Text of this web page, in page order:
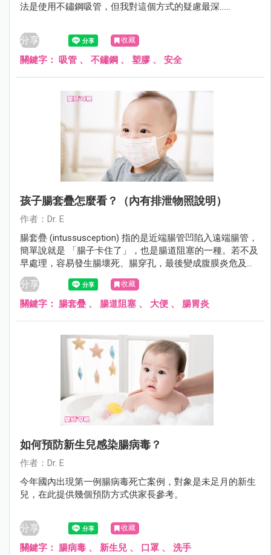
法是使用不鏽鋼吸管，但我對這個方式的疑慮最深......
分享 收藏
關鍵字： 吸管 、 不鏽鋼 、 塑膠 、 安全
孩子腸套疊怎麼看？（內有排泄物照說明）
作者：Dr. E
腸套疊 (intussusception) 指的是近端腸管凹陷入遠端腸管，
簡單說就是 「腸子卡住了」，也是腸道阻塞的一種。若不及
早處理，容易發生腸壞死、腸穿孔，最後變成腹膜炎危及生
命。
分享 收藏
關鍵字： 腸套疊 、 腸道阻塞 、 大便 、 腸胃炎
如何預防新生兒感染腸病毒？
作者：Dr. E
今年國內出現第一例腸病毒死亡案例，對象是未足月的新生
兒，在此提供幾個預防方式供家長參考。
分享 收藏
關鍵字： 腸病毒 、 新生兒 、 口罩 、 洗手